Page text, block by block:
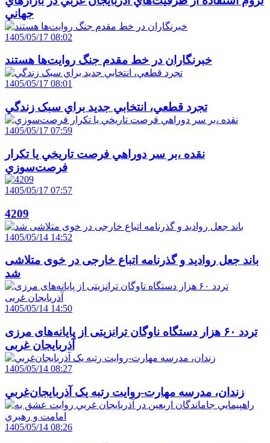
جهاني
1405/05/17 08:02
خبرنگاران در خط مقدم جنگ روايت‌ها هستند
1405/05/17 08:01
تجرد قطعي، انتخابي جديد براي سبک زندگي
1405/05/17 07:59
نقده ،بر سر دوراهي فرصت تاريخي يا تکرار
فرصت‌سوزي
1405/05/17 07:57
4209
1405/05/14 14:52
باند جعل روادید و گذرنامه اتباع خارجی در خوی متلاشی
شد
1405/05/14 14:50
تردد ۶۰ هزار دستگاه ناوگان ترانزیتی از پایانه‌های مرزی
آذربایجان ‌غربی
1405/05/14 08:27
زندان، مدرسه مهارت-روايت رتبه يک آذربايجان‌غربي
1405/05/14 08:26